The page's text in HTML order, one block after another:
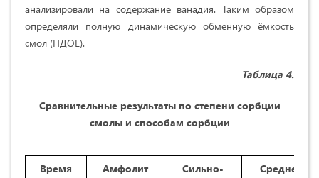
анализировали на содержание ванадия. Таким образом
определяли полную динамическую обменную ёмкость
смол (ПДОЕ).
Таблица 4.
Сравнительные результаты по степени сорбции
смолы и способам сорбции
Время
Амфолит
Сильно-
Средне-